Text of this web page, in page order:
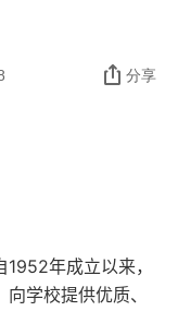
企业将遵守两条
会的工作（如文
台” 工作、大型
验室）分离出来
术语来说，公司
分享
年成立以来，
学校提供优质、